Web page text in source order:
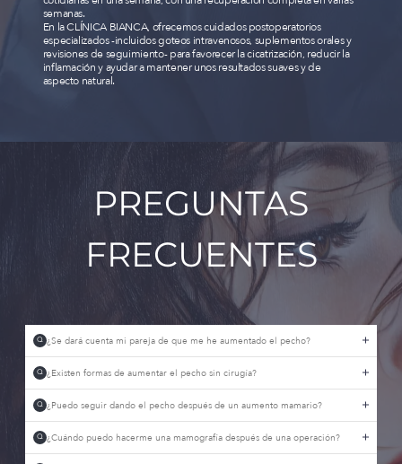
semanas.
En la CLÍNICA BIANCA, ofrecemos cuidados postoperatorios
especializados -incluidos goteos intravenosos, suplementos orales y
revisiones de seguimiento- para favorecer la cicatrización, reducir la
inflamación y ayudar a mantener unos resultados suaves y de
aspecto natural.
PREGUNTAS
FRECUENTES
Q ¿Se dará cuenta mi pareja de que me he aumentado el pecho?
Q ¿Existen formas de aumentar el pecho sin cirugía?
Q ¿Puedo seguir dando el pecho después de un aumento mamario?
Q ¿Cuándo puedo hacerme una mamografía después de una operación?